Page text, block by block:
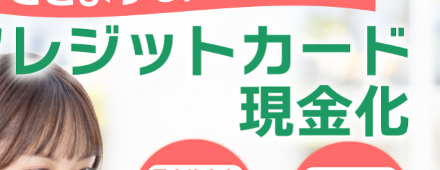
事案が発生しております。
に弊社を紹介された場合は詐欺の可能性が高いです
業関連の業者とは一切関わりはありません
高い事案が、弊社で発生した場合は
力依頼には全面的に協力させて頂きます。
罪の認識がなくても行動に移すだけでも、犯罪加害者として取り扱われ、刑事・民事両面での責
ります。
にならないため、詐欺行為への加担は絶対におやめください！！